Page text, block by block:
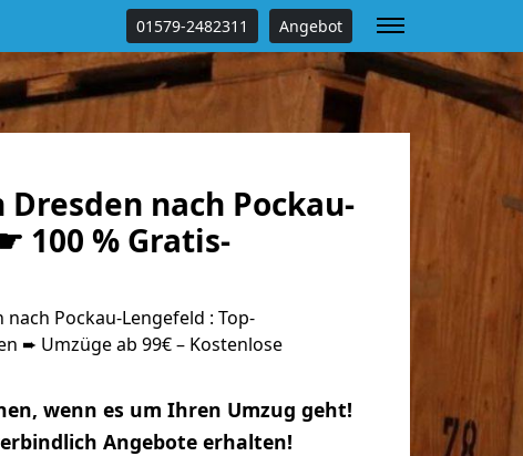
01579-2482311 Angebot
Dresden nach Pockau-
100 % Gratis-
Pockau-Lengefeld : Top-
➨ Umzüge ab 99€ – Kostenlose
wenn es um Ihren Umzug geht!
Angebote erhalten!